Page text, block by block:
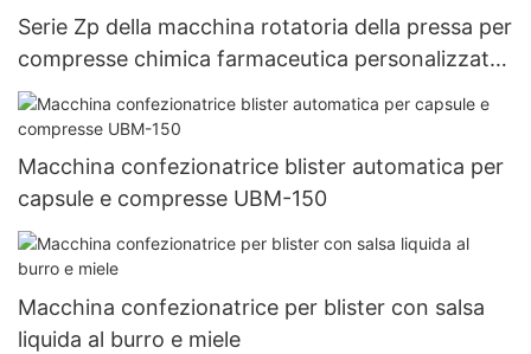
Serie Zp della macchina rotatoria della pressa per
compresse chimica farmaceutica personalizzata
della pressa per pillole
Macchina confezionatrice blister automatica per
capsule e compresse UBM-150
Macchina confezionatrice per blister con salsa
liquida al burro e miele